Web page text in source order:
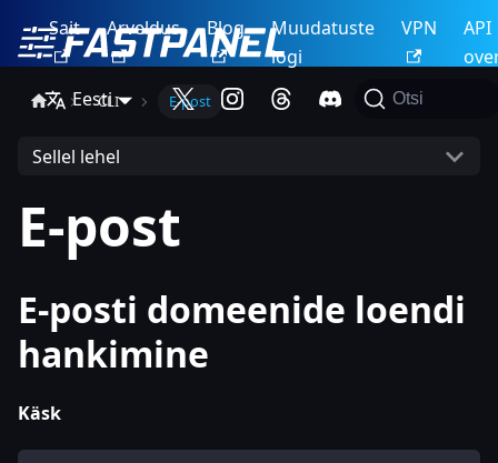
Sait Arveldus Blog
Muudatuste
logi
VPN
API
Eesti
Otsi
CLI E-post
Sellel lehel
E-post
E-posti domeenide loendi
hankimine
Käsk